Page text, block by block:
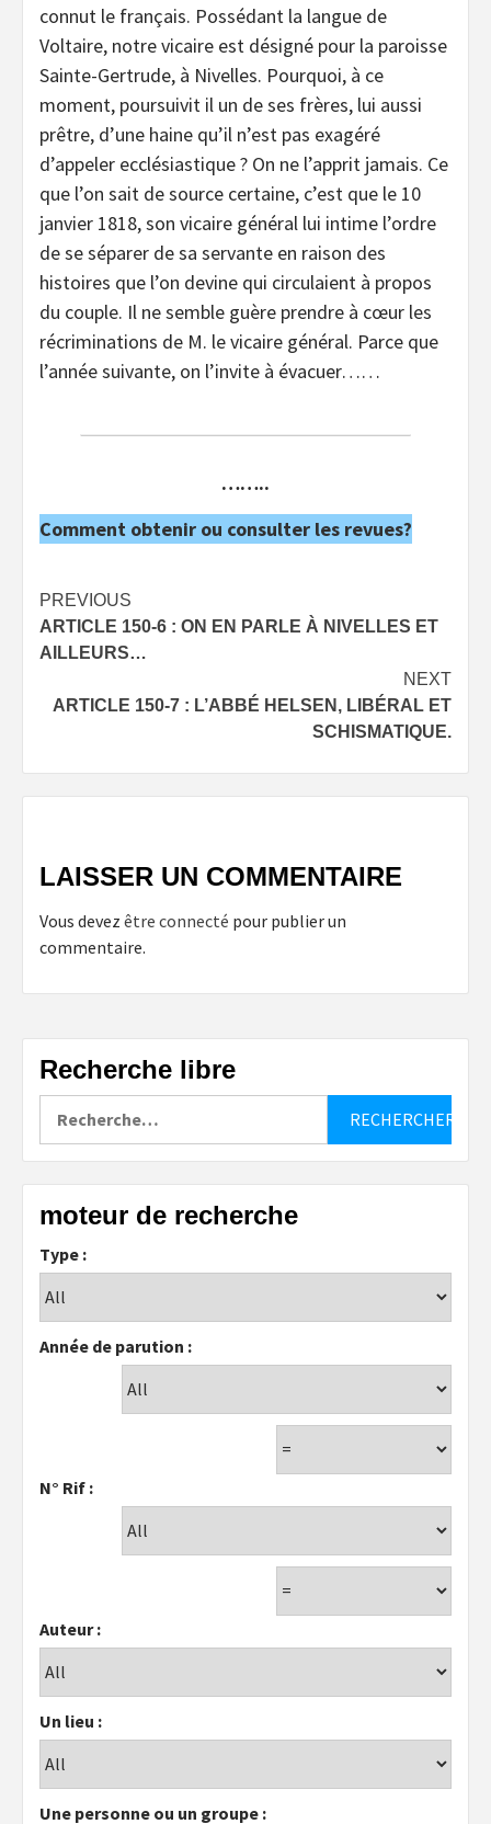
connut le français. Possédant la langue de
Voltaire, notre vicaire est désigné pour la paroisse
Sainte-Gertrude, à Nivelles. Pourquoi, à ce
moment, poursuivit il un de ses frères, lui aussi
prêtre, d’une haine qu’il n’est pas exagéré
d’appeler ecclésiastique ? On ne l’apprit jamais. Ce
que l’on sait de source certaine, c’est que le 10
janvier 1818, son vicaire général lui intime l’ordre
de se séparer de sa servante en raison des
histoires que l’on devine qui circulaient à propos
du couple. Il ne semble guère prendre à cœur les
récriminations de M. le vicaire général. Parce que
l’année suivante, on l’invite à évacuer……
……..
Comment obtenir ou consulter les revues?
Post
navigation
PREVIOUS
ARTICLE 150-6 : ON EN PARLE À NIVELLES ET
AILLEURS…
NEXT
ARTICLE 150-7 : L’ABBÉ HELSEN, LIBÉRAL ET
SCHISMATIQUE.
LAISSER UN COMMENTAIRE
Vous devez être connecté pour publier un
commentaire.
Recherche libre
moteur de recherche
Type :
Année de parution :
N° Rif :
Auteur :
Un lieu :
Une personne ou un groupe :